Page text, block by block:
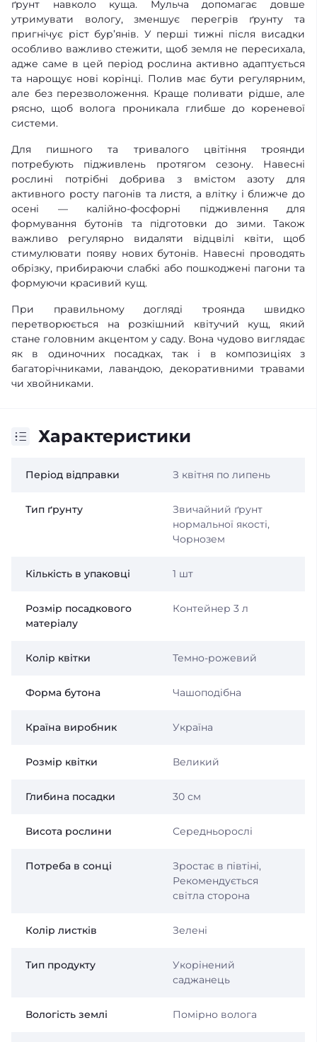
ґрунт навколо куща. Мульча допомагає довше
утримувати вологу, зменшує перегрів ґрунту та
пригнічує ріст бур’янів. У перші тижні після висадки
особливо важливо стежити, щоб земля не пересихала,
адже саме в цей період рослина активно адаптується
та нарощує нові корінці. Полив має бути регулярним,
але без перезволоження. Краще поливати рідше, але
рясно, щоб волога проникала глибше до кореневої
системи.
Для пишного та тривалого цвітіння троянди
потребують підживлень протягом сезону. Навесні
рослині потрібні добрива з вмістом азоту для
активного росту пагонів та листя, а влітку і ближче до
осені — калійно-фосфорні підживлення для
формування бутонів та підготовки до зими. Також
важливо регулярно видаляти відцвілі квіти, щоб
стимулювати появу нових бутонів. Навесні проводять
обрізку, прибираючи слабкі або пошкоджені пагони та
формуючи красивий кущ.
При правильному догляді троянда швидко
перетворюється на розкішний квітучий кущ, який
стане головним акцентом у саду. Вона чудово виглядає
як в одиночних посадках, так і в композиціях з
багаторічниками, лавандою, декоративними травами
чи хвойниками.
Характеристики
Період відправки З квітня по липень
Тип ґрунту
Звичайний ґрунт
нормальної якості,
Чорнозем
Кількість в упаковці 1 шт
Розмір посадкового
матеріалу
Контейнер 3 л
Колір квітки Темно-рожевий
Форма бутона Чашоподібна
Країна виробник Україна
Розмір квітки Великий
Глибина посадки 30 см
Висота рослини Середньорослі
Потреба в сонці
Зростає в півтіні,
Рекомендується
світла сторона
Колір листків Зелені
Тип продукту
Укорінений
саджанець
Вологість землі Помірно волога